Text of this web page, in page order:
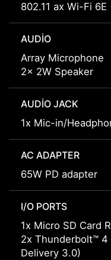
802.11 ax Wi-Fi
AUDIO
Array Microphone
2x 2W Speaker
AUDIO JACK
1x Mic-in/
AC ADAPTER
65W PD adapter
I/O PORTS
1x Micro SD Card
2x Thunderbolt™
Delivery 3.0)